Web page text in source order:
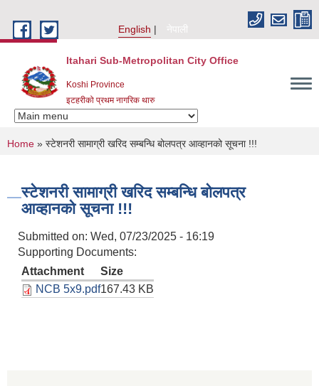
English
नेपाली
Itahari Sub-Metropolitan City Office
Koshi Province
इटहरीको प्रथम नागरिक थारु
You are here
Home » स्टेशनरी सामाग्री खरिद सम्बन्धि बोलपत्र आव्हानको सूचना !!!
स्टेशनरी सामाग्री खरिद सम्बन्धि बोलपत्र
आव्हानको सूचना !!!
Submitted on: Wed, 07/23/2025 - 16:19
Supporting Documents:
Attachment
Size
NCB 5x9.pdf167.43 KB